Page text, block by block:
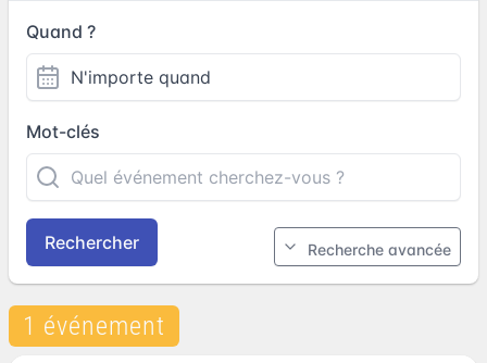
Quand ?
Mot-clés
Rechercher Recherche avancée
1 événement